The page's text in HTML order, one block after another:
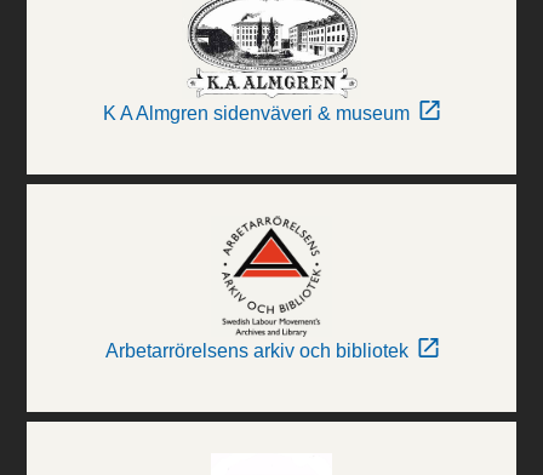
K A Almgren sidenväveri & museum
Arbetarrörelsens arkiv och bibliotek